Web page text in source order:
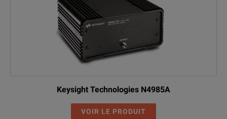
Keysight Technologies N4985A
VOIR LE PRODUIT